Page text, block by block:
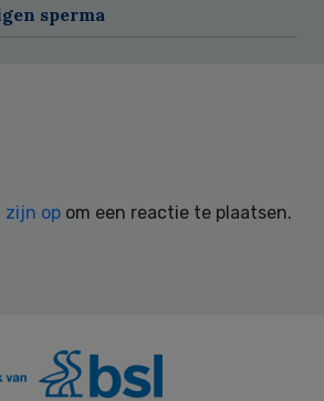
sperma
zijn op om een reactie te plaatsen.